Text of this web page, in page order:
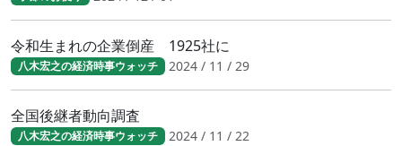
令和生まれの企業倒産 1925社に
八木宏之の経済時事ウォッチ 2024 / 11 / 29
全国後継者動向調査
八木宏之の経済時事ウォッチ 2024 / 11 / 22